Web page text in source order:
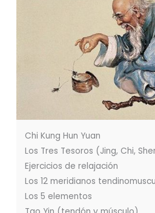
Chi Kung Hun Yuan
Los Tres Tesoros (Jing, Chi,
Ejercicios de relajación
Los 12 meridianos
Los 5 elementos